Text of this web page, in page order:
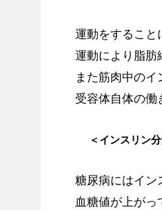
運動をすること
運動により脂肪
また筋肉中の
受容体自体の働
＜インスリン
糖尿病にはイン
血糖値が上が